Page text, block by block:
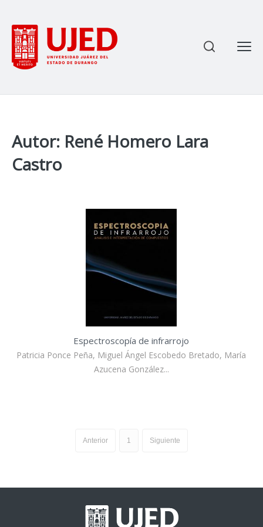
Autor: René Homero Lara
Castro
Espectroscopía de infrarrojo
Patricia Ponce Peña, Miguel Ángel Escobedo Bretado, María
Azucena González...
Anterior 1 Siguiente